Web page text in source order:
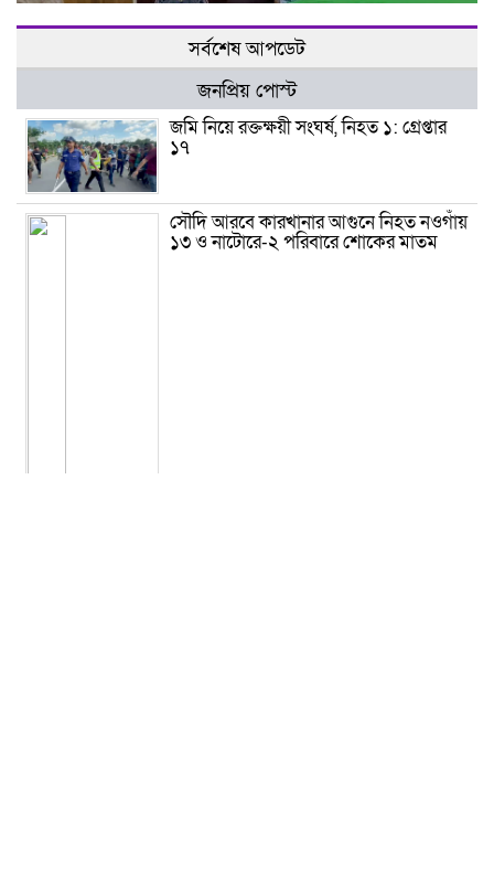
সর্বশেষ আপডেট
জনপ্রিয় পোস্ট
জমি নিয়ে রক্তক্ষয়ী সংঘর্ষ, নিহত ১: গ্রেপ্তার
১৭
সৌদি আরবে কারখানার আগুনে নিহত নওগাঁয়
১৩ ও নাটোরে-২ পরিবারে শোকের মাতম